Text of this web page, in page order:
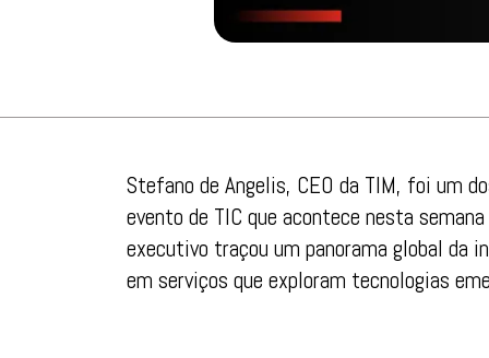
Stefano de Angelis, CEO da TIM, foi um
evento de TIC que acontece nesta
executivo traçou um panorama global da
em serviços que exploram tecnologias